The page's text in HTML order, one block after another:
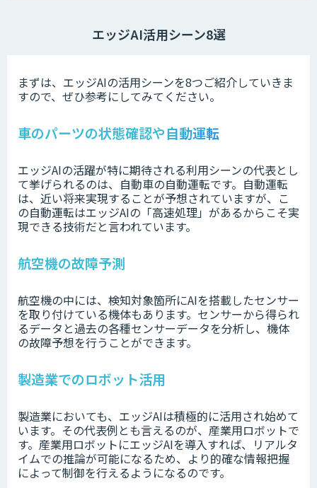
エッジAI活用シーン8選
まずは、エッジAIの活用シーンを8つご紹介していきま
すので、ぜひ参考にしてみてください。
車のパーツの状態確認や自動運転
エッジAIの活躍が特に期待される利用シーンの代表とし
て挙げられるのは、自動車の自動運転です。自動運転
は、近い将来実現することが予想されていますが、こ
の自動運転はエッジAIの「高速処理」があるからこそ実
現できる技術だと言われています。
航空機の故障予測
航空機の中には、検知対象箇所にAIを搭載したセンサー
を取り付けている機体もあります。センサーから得られ
るデータと過去の各種センサーデータを分析し、機体
の故障予想を行うことができます。
製造業でのロボット活用
製造業においても、エッジAIは積極的に活用され始めて
います。その代表例とも言えるのが、産業用ロボットで
す。産業用ロボットにエッジAIを導入すれば、リアルタ
イムでの推論が可能になるため、より的確な情報把握
によって制御を行えるようになるのです。